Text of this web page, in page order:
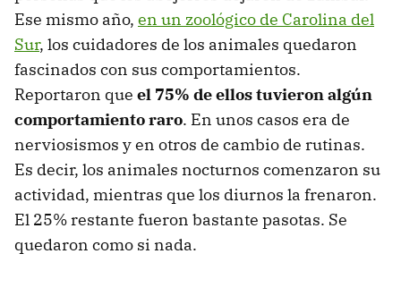
Ese mismo año, en un zoológico de Carolina del
Sur, los cuidadores de los animales quedaron
fascinados con sus comportamientos.
Reportaron que el 75% de ellos tuvieron algún
comportamiento raro. En unos casos era de
nerviosismos y en otros de cambio de rutinas.
Es decir, los animales nocturnos comenzaron su
actividad, mientras que los diurnos la frenaron.
El 25% restante fueron bastante pasotas. Se
quedaron como si nada.